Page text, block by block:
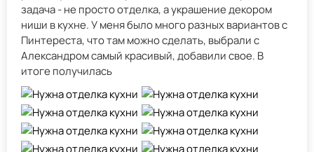
задача - не просто отделка, а украшение декором
ниши в кухне. У меня было много разных вариантов с
Пинтереста, что там можно сделать, выбрали с
Александром самый красивый, добавили свое. В
итоге получилась